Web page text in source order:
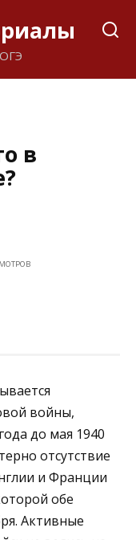
в
войны,
до мая 1940
отсутствие
и Франции
обе
Активные